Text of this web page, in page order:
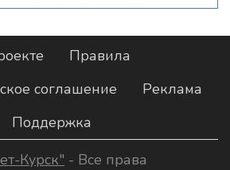
Правила
соглашение
Реклама
Поддержка
Курск" - Все права